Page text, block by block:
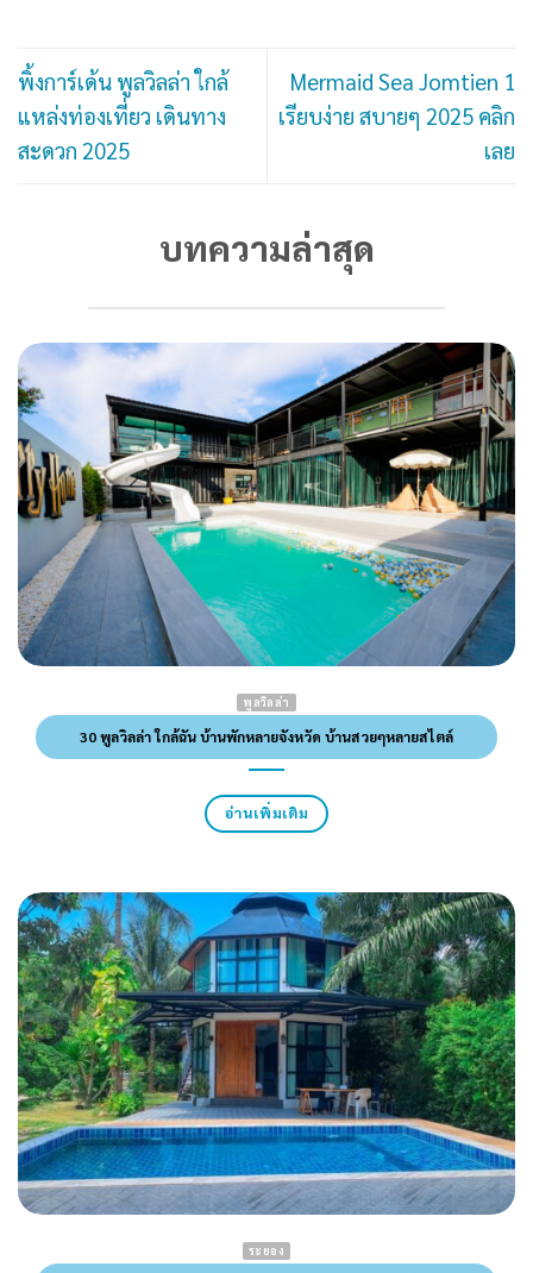
พิ้งการ์เด้น พูลวิลล่า ใกล้
แหล่งท่องเที่ยว เดินทาง
สะดวก 2025
Mermaid Sea Jomtien 1
เรียบง่าย สบายๆ 2025 คลิก
เลย
บทความล่าสุด
พูลวิลล่า
30 พูลวิลล่า ใกล้ฉัน บ้านพักหลายจังหวัด บ้านสวยๆหลายสไตล์
อ่านเพิ่มเติม
ระยอง